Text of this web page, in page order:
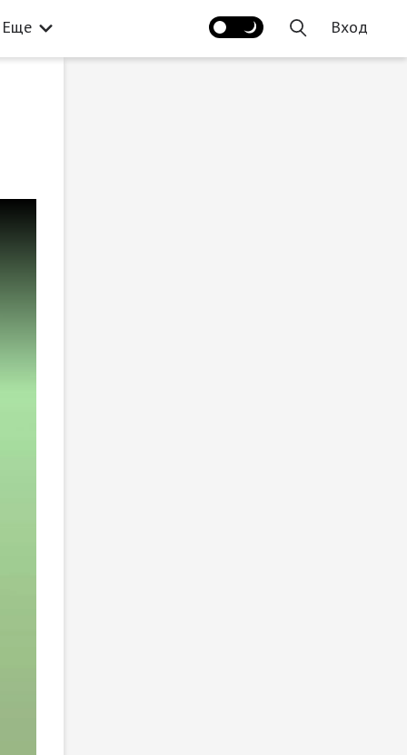
Еще Вход